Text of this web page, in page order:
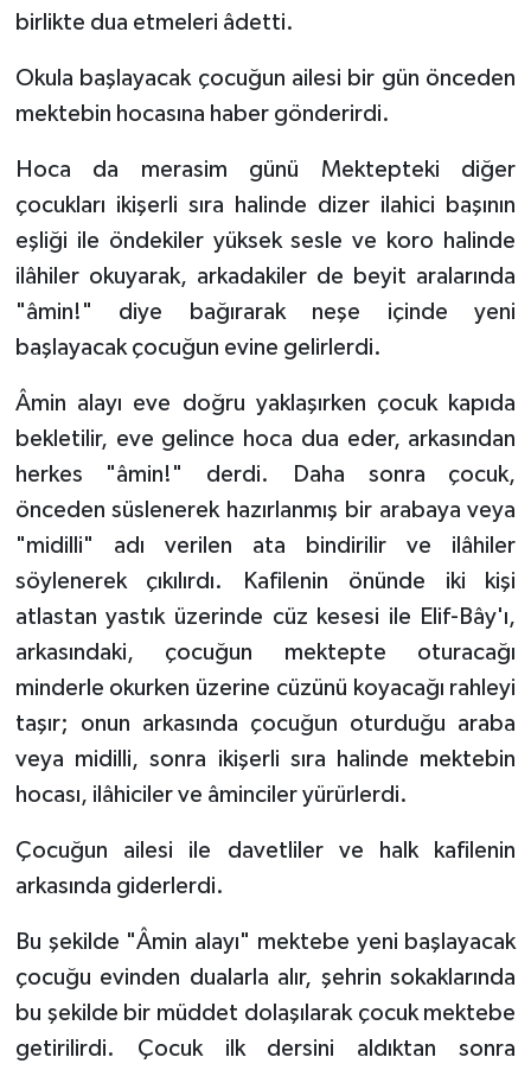
birlikte dua etmeleri âdetti.
Okula başlayacak çocuğun ailesi bir gün önceden
mektebin hocasına haber gönderirdi.
Hoca da merasim günü Mektepteki diğer
çocukları ikişerli sıra halinde dizer ilahici başının
eşliği ile öndekiler yüksek sesle ve koro halinde
ilâhiler okuyarak, arkadakiler de beyit aralarında
"âmin!" diye bağırarak neşe içinde yeni
başlayacak çocuğun evine gelirlerdi.
Âmin alayı eve doğru yaklaşırken çocuk kapıda
bekletilir, eve gelince hoca dua eder, arkasından
herkes "âmin!" derdi. Daha sonra çocuk,
önceden süslenerek hazırlanmış bir arabaya veya
"midilli" adı verilen ata bindirilir ve ilâhiler
söylenerek çıkılırdı. Kafilenin önünde iki kişi
atlastan yastık üzerinde cüz kesesi ile Elif-Bây'ı,
arkasındaki, çocuğun mektepte oturacağı
minderle okurken üzerine cüzünü koyacağı rahleyi
taşır; onun arkasında çocuğun oturduğu araba
veya midilli, sonra ikişerli sıra halinde mektebin
hocası, ilâhiciler ve âminciler yürürlerdi.
Çocuğun ailesi ile davetliler ve halk kafilenin
arkasında giderlerdi.
Bu şekilde "Âmin alayı" mektebe yeni başlayacak
çocuğu evinden dualarla alır, şehrin sokaklarında
bu şekilde bir müddet dolaşılarak çocuk mektebe
getirilirdi. Çocuk ilk dersini aldıktan sonra
Elazığ Müftülüğü
Eskişehir Müftülüğü
Gaziantep Müftülüğü
Gümüşhane Müftülüğü
Hatay Müftülüğü
Iğdır Müftülüğü
İstanbul Müftülüğü
İzmir Müftülüğü
Kahramanmaraş Müftülüğü
Karaman Müftülüğü
Kars Müftülüğü